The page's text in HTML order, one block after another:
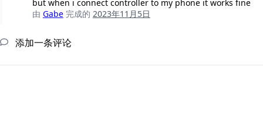
but when i connect controller to my phone it works fine
由 Gabe 完成的 2023年11月5日
添加一条评论